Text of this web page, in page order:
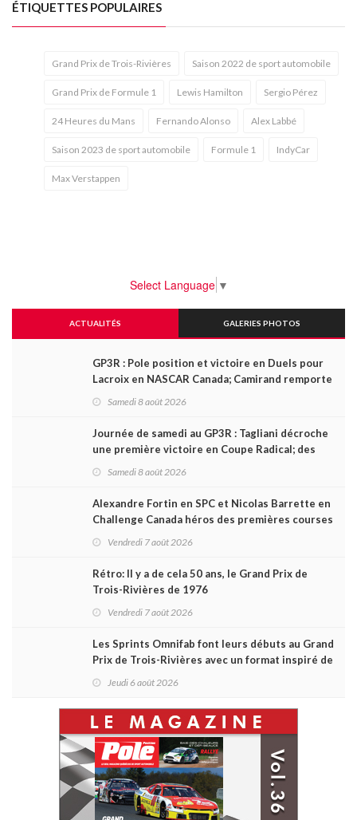
ÉTIQUETTES POPULAIRES
Grand Prix de Trois-Rivières Saison 2022 de sport automobile
Grand Prix de Formule 1 Lewis Hamilton Sergio Pérez
24 Heures du Mans Fernando Alonso Alex Labbé
Saison 2023 de sport automobile Formule 1 IndyCar
Max Verstappen
Select Language ▼
ACTUALITÉS GALERIES PHOTOS
GP3R : Pole position et victoire en Duels pour
Lacroix en NASCAR Canada; Camirand remporte
Samedi 8 août 2026
Journée de samedi au GP3R : Tagliani décroche
une première victoire en Coupe Radical; des
Samedi 8 août 2026
Alexandre Fortin en SPC et Nicolas Barrette en
Challenge Canada héros des premières courses
Vendredi 7 août 2026
Rétro: Il y a de cela 50 ans, le Grand Prix de
Trois-Rivières de 1976
Vendredi 7 août 2026
Les Sprints Omnifab font leurs débuts au Grand
Prix de Trois-Rivières avec un format inspiré de
Jeudi 6 août 2026